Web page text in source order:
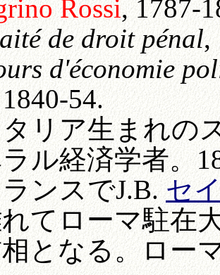
Rossi, 1787-
de droit pénal,
d'économie
54.
リア生まれの
ル経済学者。
ンスでJ.B.セ
てローマ駐在
となる。ロー